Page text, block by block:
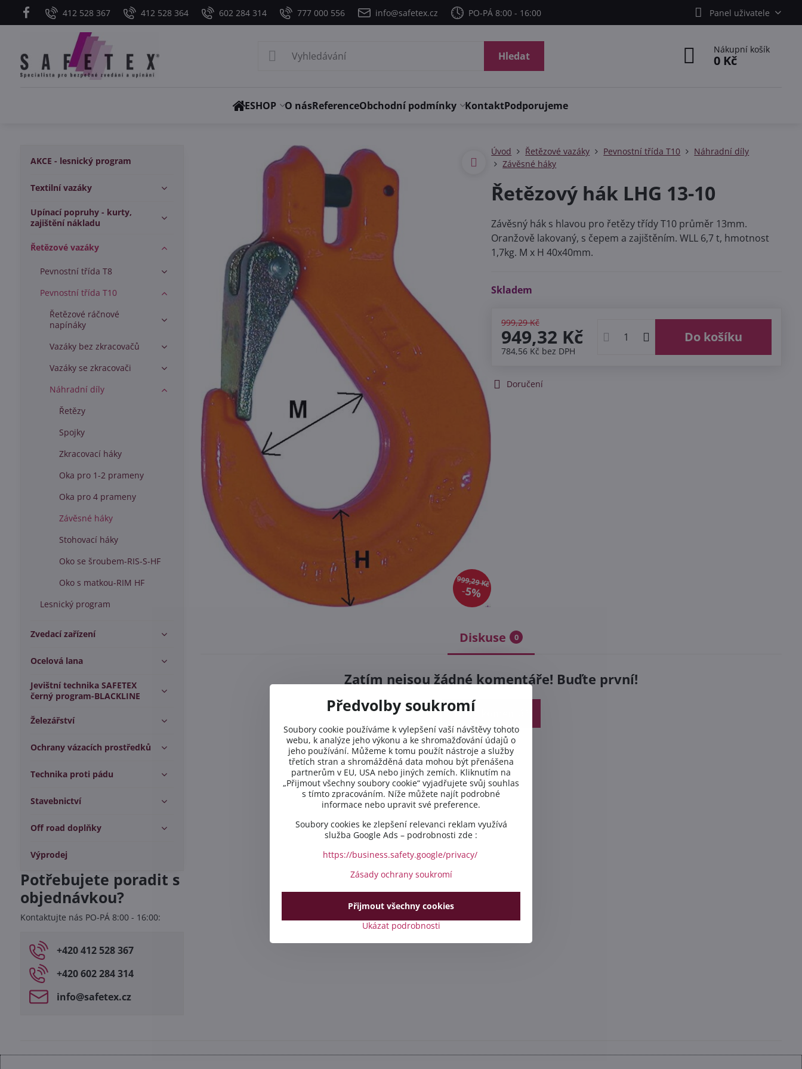
412 528 367 412 528 364 602 284 314 777 000 556 info@safetex.cz PO-PÁ 8:00 - 16:00 Panel uživatele
Hledat
Nákupní košík
0 Kč
ESHOP O násReferenceObchodní podmínky KontaktPodporujeme
999,29 Kč
5%
Úvod Řetězové vazáky Pevnostní třída T10
Náhradní díly
Závěsné háky
Řetězový hák LHG 13-10
Závěsný hák s hlavou pro řetězy třídy T10 průměr 13mm.
Oranžově lakovaný, s čepem a zajištěním. WLL 6,7 t, hmotnost
1,7kg. M x H 40x40mm.
Skladem
999,29 Kč
949,32 Kč
784,56 Kč bez DPH
Do košíku
Doručení
Diskuse 0
Zatím nejsou žádné komentáře! Buďte první!
Nový komentář
AKCE - lesnický program
Textilní vazáky
Upínací popruhy - kurty,
zajištění nákladu
Řetězové vazáky
Pevnostní třída T8
Pevnostní třída T10
Řetězové ráčnové
napínáky
Vazáky bez zkracovačů
Vazáky se zkracovači
Náhradní díly
Řetězy
Spojky
Zkracovací háky
Oka pro 1-2 prameny
Oka pro 4 prameny
Závěsné háky
Stohovací háky
Oko se šroubem-RIS-S-HF
Oko s matkou-RIM HF
Lesnický program
Zvedací zařízení
Ocelová lana
Jevištní technika SAFETEX
černý program-BLACKLINE
Železářství
Ochrany vázacích prostředků
Technika proti pádu
Stavebnictví
Off road doplňky
Výprodej
Potřebujete poradit s
objednávkou?
Kontaktujte nás PO-PÁ 8:00 - 16:00:
+420 412 528 367
+420 602 284 314
info​@safetex​.cz
Předvolby soukromí
Soubory cookie používáme k vylepšení vaší návštěvy tohoto
webu, k analýze jeho výkonu a ke shromažďování údajů o
jeho používání. Můžeme k tomu použít nástroje a služby
třetích stran a shromážděná data mohou být přenášena
partnerům v EU, USA nebo jiných zemích. Kliknutím na
„Přijmout všechny soubory cookie“ vyjadřujete svůj souhlas
s tímto zpracováním. Níže můžete najít podrobné
informace nebo upravit své preference.
Soubory cookies ke zlepšení relevanci reklam využívá
služba Google Ads – podrobnosti zde :
https://business.safety.google/privacy/
Zásady ochrany soukromí
Ukázat podrobnosti
Přijmout všechny cookies